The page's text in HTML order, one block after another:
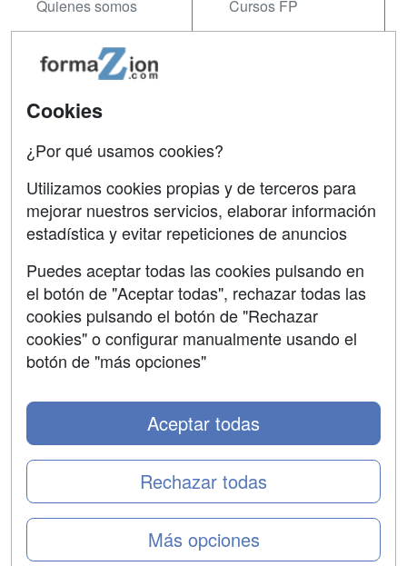
Quienes somos
Acceso Usuarios
Acceso Centros
Cursos FP
Contactar
Confidencialidad
Copyleft
SÍGUENOS EN:
Cookies
¿Por qué usamos cookies?
Utilizamos cookies propias y de terceros para
mejorar nuestros servicios, elaborar información
estadística y evitar repeticiones de anuncios
Puedes aceptar todas las cookies pulsando en
el botón de "Aceptar todas", rechazar todas las
cookies pulsando el botón de "Rechazar
cookies" o configurar manualmente usando el
botón de "más opciones"
Más opciones
Rechazar todas
Aceptar todas